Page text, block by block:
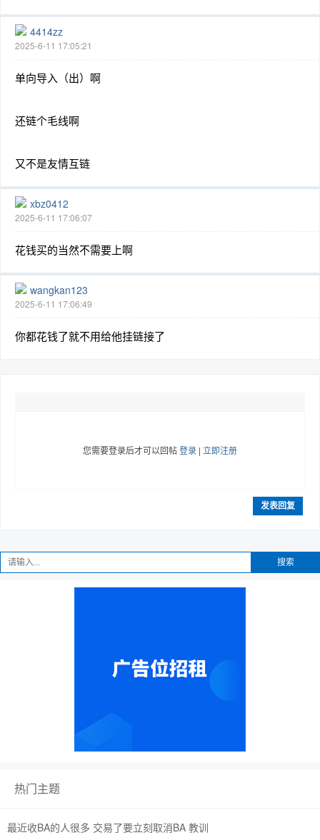
4414zz
2025-6-11 17:05:21
单向导入（出）啊
还链个毛线啊
又不是友情互链
xbz0412
2025-6-11 17:06:07
花钱买的当然不需要上啊
wangkan123
2025-6-11 17:06:49
你都花钱了就不用给他挂链接了
您需要登录后才可以回帖登录 | 立即注册
发表回复
搜索
热门主题
最近收BA的人很多 交易了要立刻取消BA 教训